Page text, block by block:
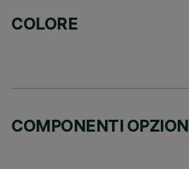
COLORE
COMPONENTI